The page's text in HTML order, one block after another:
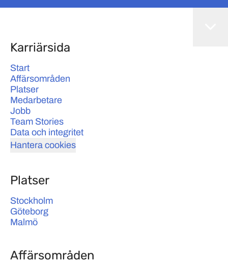
Karriärsida
Start
Affärsområden
Platser
Medarbetare
Jobb
Team Stories
Data och integritet
Hantera cookies
Platser
Stockholm
Göteborg
Malmö
Affärsområden